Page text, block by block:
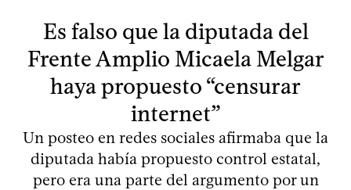
Es falso que la diputada del
Frente Amplio Micaela Melgar
haya propuesto “censurar
internet”
Un posteo en redes sociales afirmaba que la
diputada había propuesto control estatal,
pero era una parte del argumento por un